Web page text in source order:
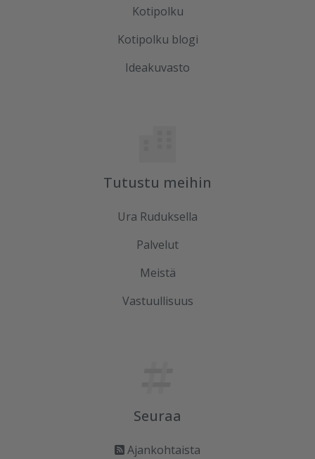
Kotipolku
Kotipolku blogi
Ideakuvasto
Tutustu meihin
Ura Ruduksella
Palvelut
Meistä
Vastuullisuus
Seuraa
Ajankohtaista